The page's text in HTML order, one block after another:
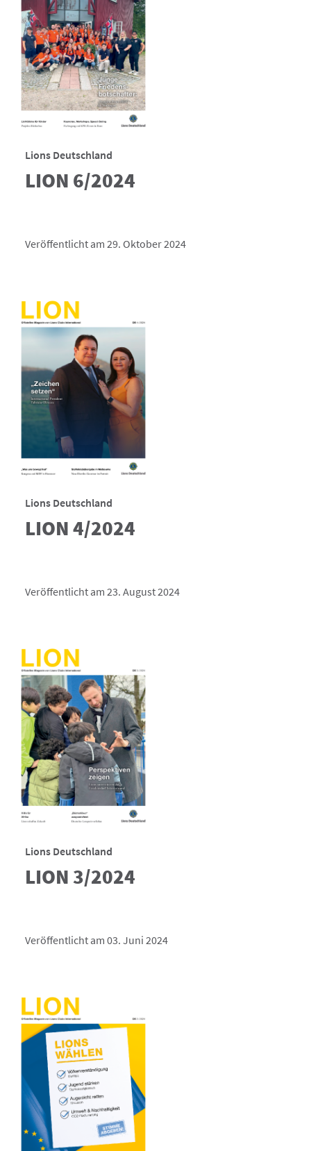
Lions Deutschland
LION 6/2024
Veröffentlicht am 29. Oktober 2024
Lions Deutschland
LION 4/2024
Veröffentlicht am 23. August 2024
Lions Deutschland
LION 3/2024
Veröffentlicht am 03. Juni 2024